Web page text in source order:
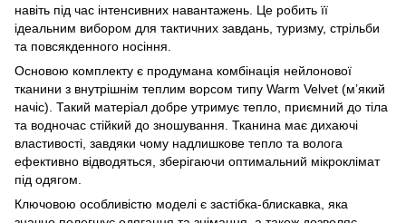
навіть під час інтенсивних навантажень. Це робить її
ідеальним вибором для тактичних завдань, туризму, стрільби
та повсякденного носіння.
Основою комплекту є продумана комбінація нейлонової
тканини з внутрішнім теплим ворсом типу Warm Velvet (м’який
начіс). Такий матеріал добре утримує тепло, приємний до тіла
та водночас стійкий до зношування. Тканина має дихаючі
властивості, завдяки чому надлишкове тепло та волога
ефективно відводяться, зберігаючи оптимальний мікроклімат
під одягом.
Ключовою особливістю моделі є застібка-блискавка, яка